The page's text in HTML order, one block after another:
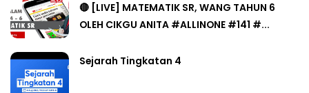
🔴 [LIVE] MATEMATIK SR, WANG TAHUN 6
OLEH CIKGU ANITA #ALLINONE #141 #...
Sejarah Tingkatan 4